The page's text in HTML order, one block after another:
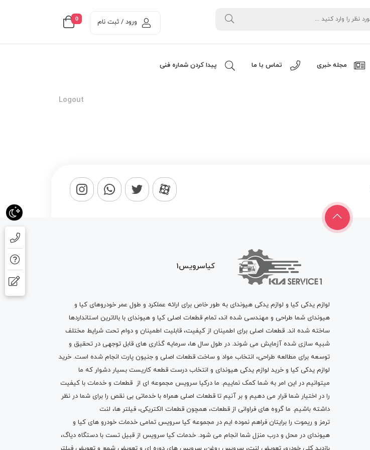
0 ورود / ثبت نام
مجله خبری تماس با ما پیدا کردن شماره فنی
Logout
کیاسرویس1
لوازم یدکی کیا و لوازم یدکی هیوندای به طور خاص برای ارائه عملکرد و طول عمر خودروهای کیا و
هیوندای شما طراحی و مهندسی شده اند، تمام قطعات اصلی کیا و هیوندای با بالاترین استانداردها
ساخته شده اند. قطعات اصلی برای اطمینان از کیفیت، قابلیت اطمینان و دوام تحت شرایط مختلف
شبیه سازی شده آزمایش می شوند. در طول سال ها، سرمایه گذاری های قابل توجهی در تحقیق و
توسعه برای مطالعه طراحی، انتخاب مواد و ساخت قطعات اصلی و جنیون پارت انجام شده است. خرید
لوازم یدکی کیا و خرید لوازم یدکی هیوندای و انتخاب درست قطعه کاریست بسیار دشوار که ما
میتوانیم در این امر به شما کمک نماییم. ما درکیا سرویس مجموعه ای از قطعات و خدمات با کیفیت
را در اختیار شما قرار می دهیم و بر آنیم تا قطعات اصلی همراه با خدماتی بی نقص را برای شما در نظر
داشته باشیم. ما گروه های فراوانی از قطعات، همچون قطعات الکتریکی، فیلتر ها، لنت
ترمز و ریموت را برایتان فراهم نموده ایم در مجموعه کیا سرویس تمامی خدمات خودرو های کیا و
هیوندای در محل و درب منزل شما انجام می شود. خدمات کیا سرویس از قبیل تست با دستگاه دیاگ،